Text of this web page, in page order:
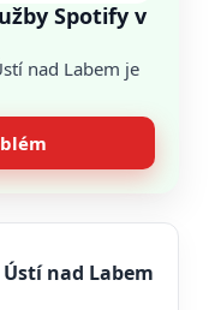
Spotify v
nad Labem je
nad Labem